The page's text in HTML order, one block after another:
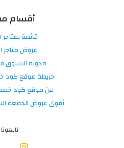
أقسام
قائمة
عروض متاجر
مدونة التسوق
خريطة موقع كود
عن موقع كود
أقوى عروض الجمعة
تابعونا